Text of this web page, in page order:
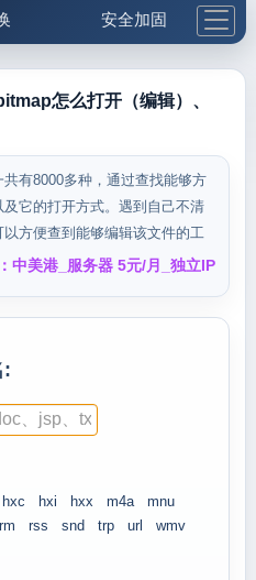
安全加固
更多工具
怎么打开（编辑）、
有8000多种，通过查找能够方
它的打开方式。遇到自己不清
方便查到能够编辑该文件的工
中美港_服务器 5元/月_独立IP
:
hxc hxi hxx m4a
mnu
rm rss snd trp url
wmv